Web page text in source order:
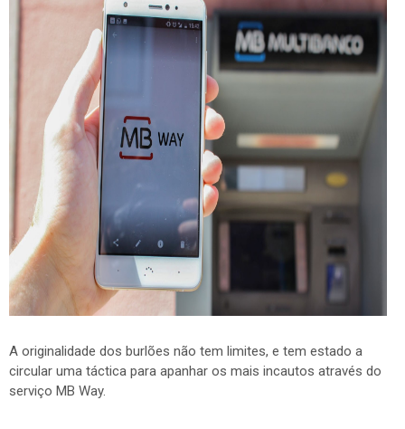
A originalidade dos burlões não tem limites, e tem estado a
circular uma táctica para apanhar os mais incautos através do
serviço MB Way.